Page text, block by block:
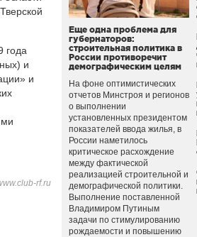
года
и
и
rf.ru
Еще одна проблема для
губернаторов:
строительная политика в
России противоречит
демографическим целям
На фоне оптимистических
отчетов Минстроя и регионов
о выполнении
установленных президентом
показателей ввода жилья, в
России наметилось
критическое расхождение
между фактической
реализацией строительной и
демографической политики.
Выполнение поставленной
Владимиром Путиным
задачи по стимулированию
рождаемости и повышению